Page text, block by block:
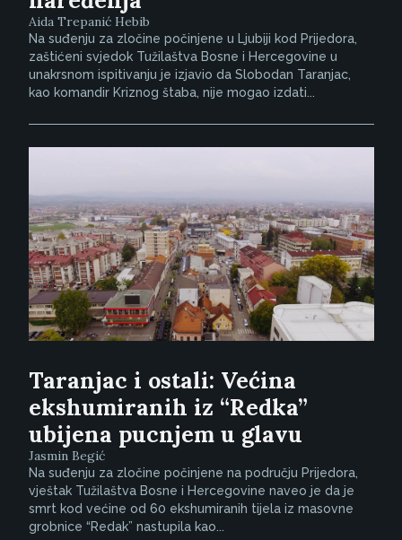
Aida Trepanić Hebib
Na suđenju za zločine počinjene u Ljubiji kod Prijedora,
zaštićeni svjedok Tužilaštva Bosne i Hercegovine u
unakrsnom ispitivanju je izjavio da Slobodan Taranjac,
kao komandir Kriznog štaba, nije mogao izdati...
Taranjac i ostali: Većina
ekshumiranih iz “Redka”
ubijena pucnjem u glavu
Jasmin Begić
Na suđenju za zločine počinjene na području Prijedora,
vještak Tužilaštva Bosne i Hercegovine naveo je da je
smrt kod većine od 60 ekshumiranih tijela iz masovne
grobnice “Redak” nastupila kao...